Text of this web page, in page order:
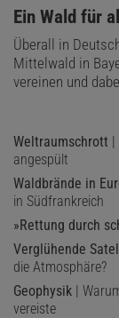
:
Ein Wald für
Überall in
Mittelwald in
vereinen und
Weltraumschrott |
angespült
Waldbrände in
in Südfrankreich
»Rettung durch
Verglühende
die Atmosphäre?
Geophysik |
vereiste